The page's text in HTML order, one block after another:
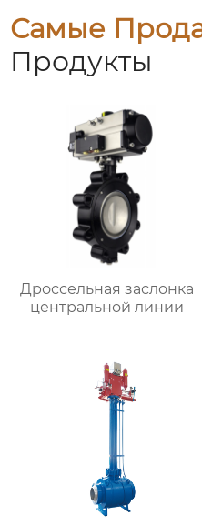
Самые
Продукты
Дроссельная заслонка
центральной линии